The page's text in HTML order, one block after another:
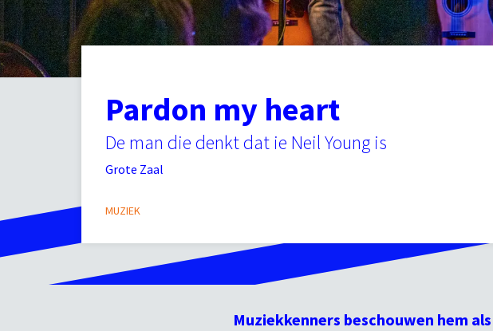
Pardon my heart
De man die denkt dat ie Neil Young is
Grote Zaal
MUZIEK
Muziekkenners beschouwen hem